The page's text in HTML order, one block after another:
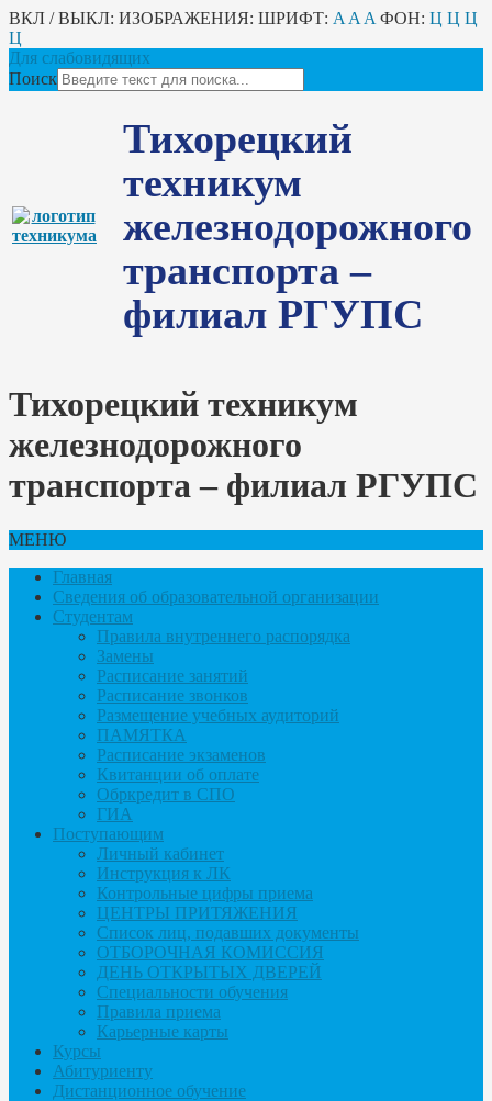
ВКЛ / ВЫКЛ: ИЗОБРАЖЕНИЯ: ШРИФТ: A A A ФОН: Ц Ц Ц
Ц
Для слабовидящих
Поиск
Тихорецкий
техникум
железнодорожного
транспорта –
филиал РГУПС
Тихорецкий техникум
железнодорожного
транспорта – филиал РГУПС
МЕНЮ
Главная
Сведения об образовательной организации
Студентам
Правила внутреннего распорядка
Замены
Расписание занятий
Расписание звонков
Размещение учебных аудиторий
ПАМЯТКА
Расписание экзаменов
Квитанции об оплате
Обркредит в СПО
ГИА
Поступающим
Личный кабинет
Инструкция к ЛК
Контрольные цифры приема
ЦЕНТРЫ ПРИТЯЖЕНИЯ
Список лиц, подавших документы
ОТБОРОЧНАЯ КОМИССИЯ
ДЕНЬ ОТКРЫТЫХ ДВЕРЕЙ
Специальности обучения
Правила приема
Карьерные карты
Курсы
Абитуриенту
Дистанционное обучение